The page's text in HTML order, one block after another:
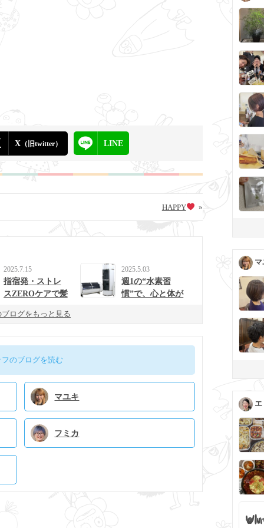
X （旧twitter） LINE
»
HAPPY
2025.7.15
指宿発・ストレ
スZEROケアで髪
uの新提案
2025.5.03
週1の“水素習
慣”で、心と体が
ログをもっと見る
のブログを読む
マユキ
フミカ